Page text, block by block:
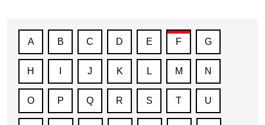
A B C D E F G
H J K L M N
O P Q R S T U